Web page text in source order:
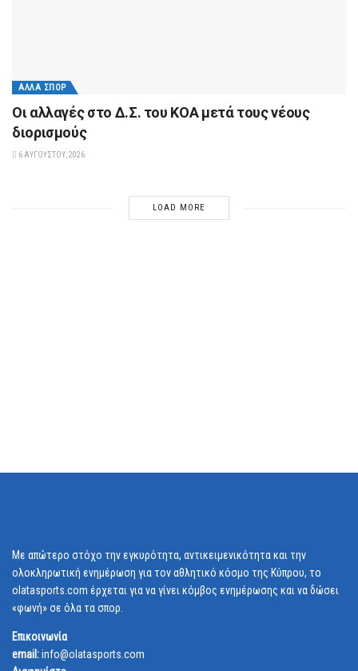
ΆΛΛΑ ΣΠΟΡ
Οι αλλαγές στο Δ.Σ. του ΚΟΑ μετά τους νέους
διορισμούς
6 ΑΥΓΟΎΣΤΟΥ, 2026
LOAD MORE
Με απώτερο στόχο την εγκυρότητα, αντικειμενικότητα και την
ολοκληρωτική ενημέρωση για τον αθλητικό κόσμο της Κύπρου, το
olatasports.com έρχεται για να γίνει κόμβος ενημέρωσης και να δώσει
«φωνή» σε όλα τα σπορ.
Επικοινωνία
email:info@olatasports.com